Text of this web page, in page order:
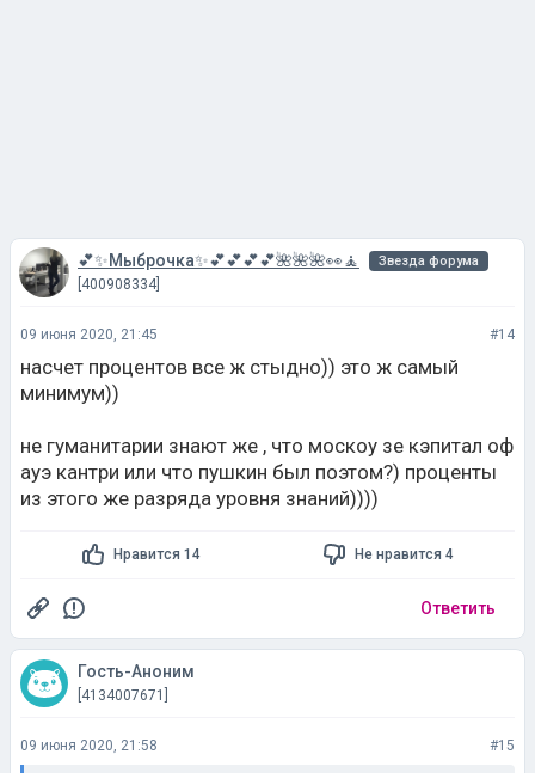
💕✨Мыброчка✨💕💕💕💕🌺🌺🌺👀🧘 Звезда форума
[400908334]
09 июня 2020, 21:45 #14
насчет процентов все ж стыдно)) это ж самый
минимум))
не гуманитарии знают же , что москоу зе кэпитал оф
ауэ кантри или что пушкин был поэтом?) проценты
из этого же разряда уровня знаний))))
Нравится 14 Не нравится 4
Ответить
Гость-Аноним
[4134007671]
09 июня 2020, 21:58 #15